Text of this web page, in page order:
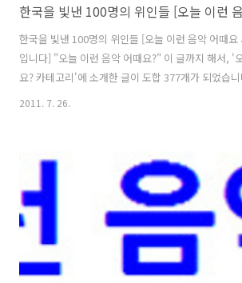
한국을 빛낸 100명의 위인들 [오늘 이런 음악 어때요
입니다] "오늘 이런 음악 어때요?" 이 글까지 해서, '
요? 카테고리'에 소개한 글이 도합 377개가 되었습
1포스팅.. 그렇게 깔끔하게 시작해서, 아주 깔끔하게
로, 9개의 월말 선곡 리스트 정리 글과, 사회 분위기
필요했던 시점에서 쉬어간다는 공지 글을 2번 적었
이 글이 정확히 365번째 곡 소개 글이 되더..
2011. 7. 26.